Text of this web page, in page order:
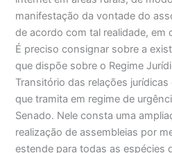
manifestação da vontade do
de acordo com tal realidade, em
É preciso consignar sobre a
que dispõe sobre o Regime
Transitório das relações jurídicas
que tramita em regime de
Senado. Nele consta uma
realização de assembleias por
estende para todas as espécies